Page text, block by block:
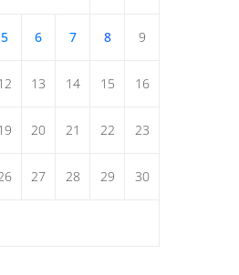
5 6 7 8 9
13 14 15 16
20 21 22 23
27 28 29 30